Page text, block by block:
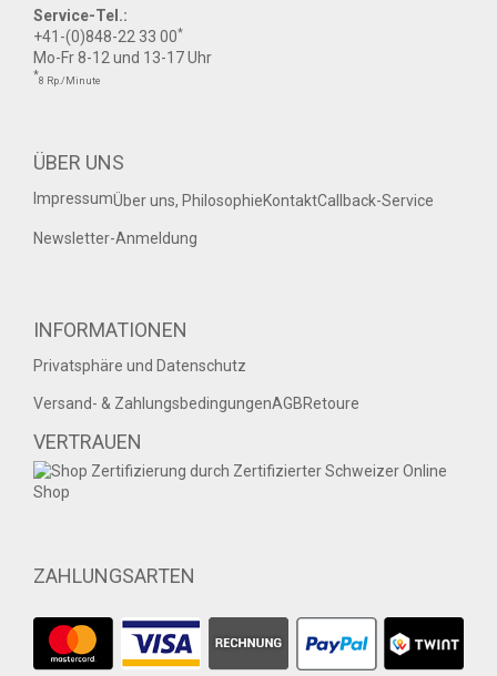
Service-Tel.:
+41-(0)848-22 33 00*
Mo-Fr 8-12 und 13-17 Uhr
*8 Rp./Minute
ÜBER UNS
ImpressumÜber uns, PhilosophieKontaktCallback-Service
Newsletter-Anmeldung
INFORMATIONEN
Privatsphäre und Datenschutz
Versand- & ZahlungsbedingungenAGBRetoure
VERTRAUEN
ZAHLUNGSARTEN